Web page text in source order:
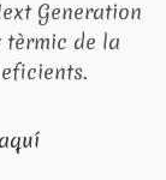
Generation
de la